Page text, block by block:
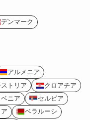
デンマーク
アルメニア
トリア
クロアチア
ニア
セルビア
ベラルーシ